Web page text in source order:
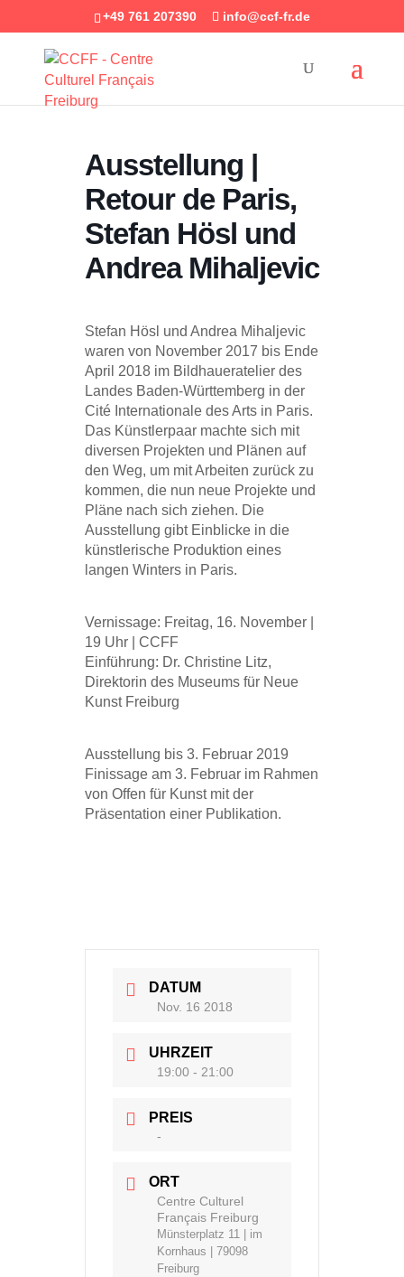
+49 761 207390 info@ccf-fr.de
Ausstellung |
Retour de Paris,
Stefan Hösl und
Andrea Mihaljevic
Stefan Hösl und Andrea Mihaljevic
waren von November 2017 bis Ende
April 2018 im Bildhaueratelier des
Landes Baden-Württemberg in der
Cité Internationale des Arts in Paris.
Das Künstlerpaar machte sich mit
diversen Projekten und Plänen auf
den Weg, um mit Arbeiten zurück zu
kommen, die nun neue Projekte und
Pläne nach sich ziehen. Die
Ausstellung gibt Einblicke in die
künstlerische Produktion eines
langen Winters in Paris.
Vernissage: Freitag, 16. November |
19 Uhr | CCFF
Einführung: Dr. Christine Litz,
Direktorin des Museums für Neue
Kunst Freiburg
Ausstellung bis 3. Februar 2019
Finissage am 3. Februar im Rahmen
von Offen für Kunst mit der
Präsentation einer Publikation.
DATUM
Nov. 16 2018
UHRZEIT
19:00 - 21:00
PREIS
-
ORT
Centre Culturel
Français Freiburg
Münsterplatz 11 | im
Kornhaus | 79098
Freiburg